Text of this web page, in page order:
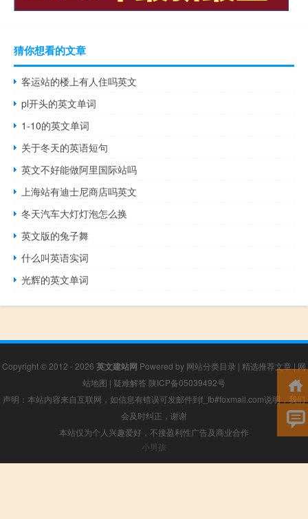
猜你想看的文章
客运站的楼上有人住吗英文
pl开头的英文单词
1-10的英文单词
关于冬天的英语短句
英文不好能做阿里国际站吗
上海站有迪士尼商店吗英文
冬天汽车大灯灯泡怎么换
英文版的兔子舞
什么叫英语实词
光辉的英文单词
Copyright © 2012 - 2026 英文建站网 Powered by 网站分类目录 | 精选推荐文章 | 网
站地图 | 疑难解答 陕ICP备05039492号
声明：本站内容来自互联网，如信息有错误可发邮件到f_fb#foxmail.com说明，我们
会及时纠正，谢谢
本站仅为个人兴趣爱好，不接盈利性广告及商业合作
小男孩